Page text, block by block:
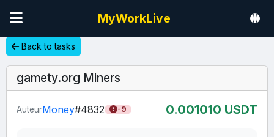
MyWorkLive
Back to tasks
gamety.org Miners
AuteurMoney#4832 -9 0.001010 USDT